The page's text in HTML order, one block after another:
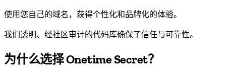
使用您自己的域名，获得个性化和品牌化的体验。
我们透明、经社区审计的代码库确保了信任与可靠性。
为什么选择 Onetime Secret？